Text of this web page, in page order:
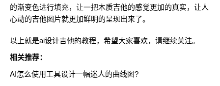
的渐变色进行填充，让一把木质吉他的感觉更加的真实，让人
心动的吉他图片就更加鲜明的呈现出来了。
以上就是ai设计吉他的教程，希望大家喜欢，请继续关注。
相关推荐：
AI怎么使用工具设计一幅迷人的曲线图?